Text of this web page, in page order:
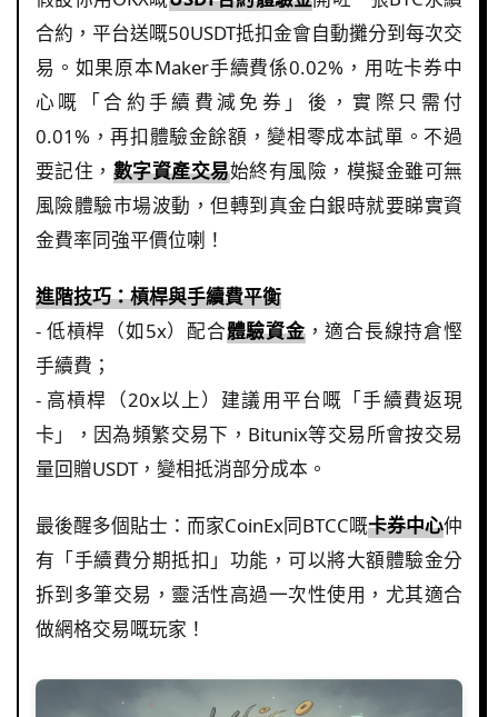
合約，平台送嘅50USDT抵扣金會自動攤分到每次交
易。如果原本Maker手續費係0.02%，用咗卡券中
心嘅「合約手續費減免券」後，實際只需付
0.01%，再扣體驗金餘額，變相零成本試單。不過
要記住， 數字資產交易始終有風險，模擬金雖可無
風險體驗市場波動，但轉到真金白銀時就要睇實資
金費率同強平價位喇！
進階技巧：槓桿與手續費平衡
- 低槓桿（如5x）配合體驗資金，適合長線持倉慳
手續費；
- 高槓桿（20x以上）建議用平台嘅「手續費返現
卡」，因為頻繁交易下，Bitunix等交易所會按交易
量回贈USDT，變相抵消部分成本。
最後醒多個貼士：而家CoinEx同BTCC嘅卡券中心仲
有「手續費分期抵扣」功能，可以將大額體驗金分
拆到多筆交易，靈活性高過一次性使用，尤其適合
做網格交易嘅玩家！